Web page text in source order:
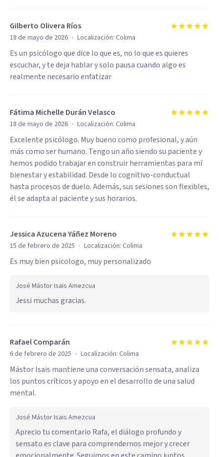
Gilberto Olivera Ríos
18 de mayo de 2026 · Localización: Colima
Es un psicólogo que dice lo que es, no lo que es quieres
escuchar, y te deja hablar y solo pausa cuando algo es
realmente necesario enfatizar
Fátima Michelle Durán Velasco
18 de mayo de 2026 · Localización: Colima
Excelente psicólogo. Muy bueno como profesional, y aún
más como ser humano. Tengo un año siendo su paciente y
hemos podido trabajar en construir herramientas para mí
bienestar y estabilidad. Desde lo cognitivo-conductual
hasta procesos de duelo. Además, sus sesiones son flexibles,
él se adapta al paciente y sus horarios.
Jessica Azucena Yáñez Moreno
15 de febrero de 2025 · Localización: Colima
Es muy bien psicologo, muy personalizado
José Mástor Isais Amezcua
Jessi muchas gracias.
Rafael Comparán
6 de febrero de 2025 · Localización: Colima
Mástor Isais mantiene una conversación sensata, analiza
los puntos críticos y apoyo en el desarrollo de una salud
mental.
José Mástor Isais Amezcua
Aprecio tu comentario Rafa, el diálogo profundo y
sensato es clave para comprendernos mejor y crecer